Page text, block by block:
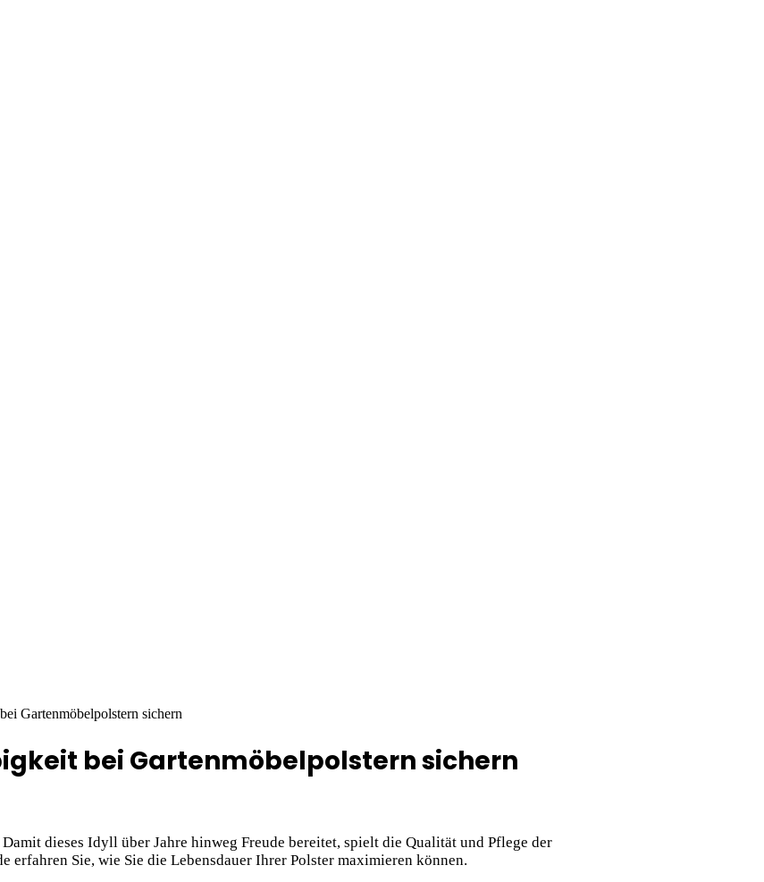
Gartenmöbelpolstern sichern
bei Gartenmöbelpolstern sichern
dieses Idyll über Jahre hinweg Freude bereitet, spielt die Qualität und Pflege der
Sie, wie Sie die Lebensdauer Ihrer Polster maximieren können.